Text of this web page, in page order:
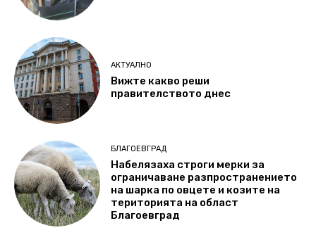
АКТУАЛНО
Вижте какво реши
правителството днес
БЛАГОЕВГРАД
Набелязаха строги мерки за
ограничаване разпространението
на шарка по овцете и козите на
територията на област
Благоевград